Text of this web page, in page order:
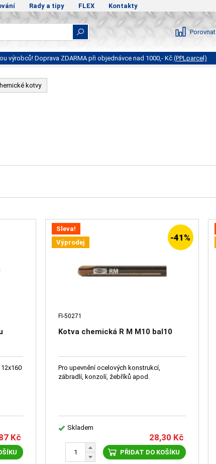
Rady a tipy FLEX Kontakty
Porovnat
výrobců! Doprava ZDARMA při objednávce nad 1000,- Kč (PPLparcel)
kotvy
Kč
Sleva!
Výprodej
-41%
FI-50271
Kotva chemická R M M10 bal10
Pro upevnění ocelových konstrukcí,
zábradlí, konzolí, žebříků apod.
Skladem
28,30 Kč
PŘIDAT DO KOŠÍKU